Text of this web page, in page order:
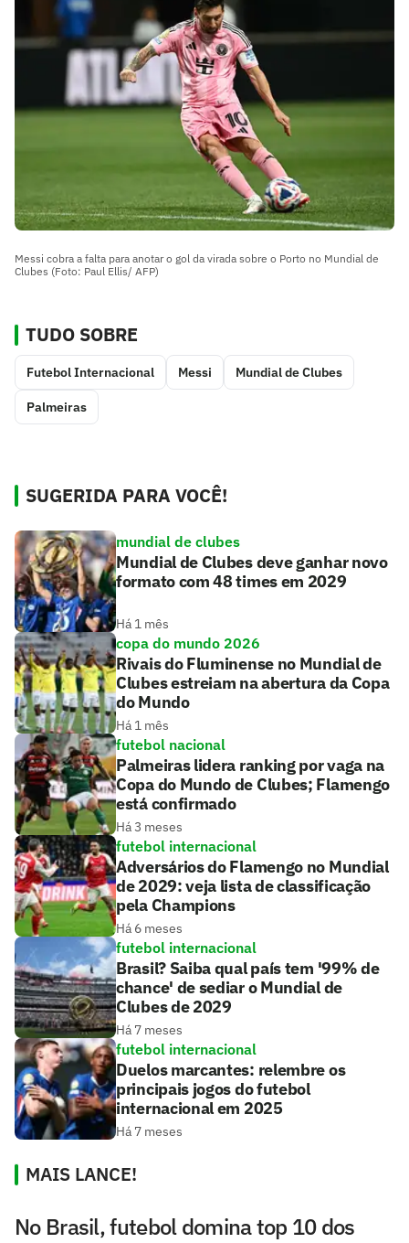
Messi cobra a falta para anotar o gol da virada sobre o Porto no Mundial de
Clubes (Foto: Paul Ellis/ AFP)
TUDO SOBRE
Futebol Internacional Messi Mundial de Clubes
Palmeiras
SUGERIDA PARA VOCÊ!
mundial de clubes
Mundial de Clubes deve ganhar novo
formato com 48 times em 2029
Há 1 mês
copa do mundo 2026
Rivais do Fluminense no Mundial de
Clubes estreiam na abertura da Copa
do Mundo
Há 1 mês
futebol nacional
Palmeiras lidera ranking por vaga na
Copa do Mundo de Clubes; Flamengo
está confirmado
Há 3 meses
futebol internacional
Adversários do Flamengo no Mundial
de 2029: veja lista de classificação
pela Champions
Há 6 meses
futebol internacional
Brasil? Saiba qual país tem '99% de
chance' de sediar o Mundial de
Clubes de 2029
Há 7 meses
futebol internacional
Duelos marcantes: relembre os
principais jogos do futebol
internacional em 2025
Há 7 meses
MAIS LANCE!
No Brasil, futebol domina top 10 dos